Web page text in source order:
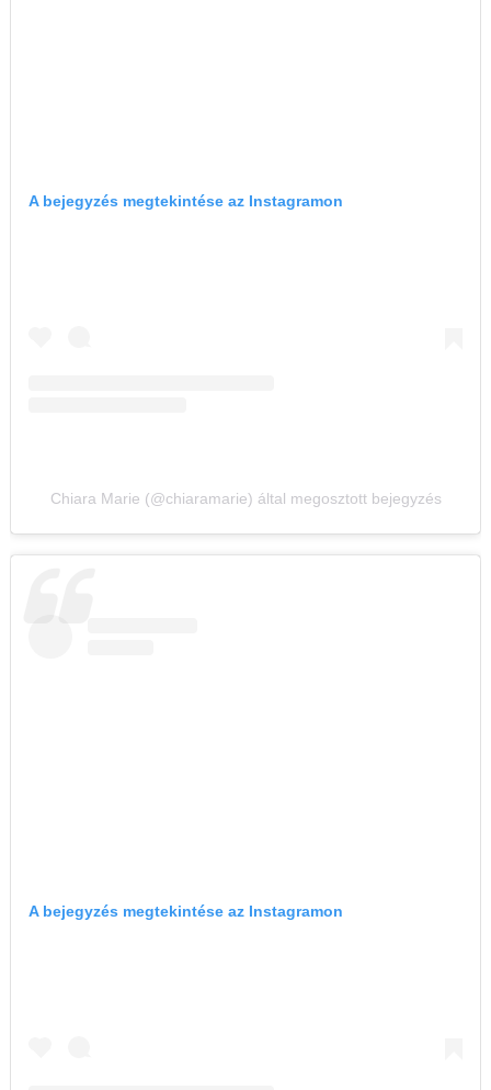
A bejegyzés megtekintése az Instagramon
Chiara Marie (@chiaramarie) által megosztott bejegyzés
A bejegyzés megtekintése az Instagramon